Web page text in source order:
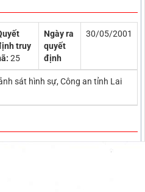
truy
25
Ngày ra
quyết
định
30/05/2001
sát hình sự, Công an tỉnh Lai